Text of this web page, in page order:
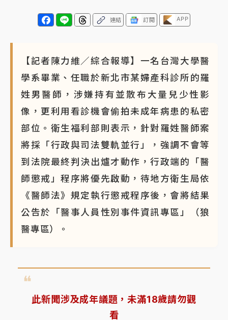
強風長浪襲馬祖！「白海豚」逼近劃設警戒區 違規戲
水觀浪恐重罰失血
雨不穩定」
連結 訂閱 APP
【記者陳力維／綜合報導】一名台灣大學醫
學系畢業、任職於新北市某婦產科診所的羅
姓男醫師，涉嫌持有並散布大量兒少性影
像，更利用看診機會偷拍未成年病患的私密
部位。衛生福利部則表示，針對羅姓醫師案
將採「行政與司法雙軌並行」，強調不會等
到法院最終判決出爐才動作，行政端的「醫
師懲戒」程序將優先啟動，待地方衛生局依
《醫師法》規定執行懲戒程序後，會將結果
公告於「醫事人員性別事件資訊專區」（狼
醫專區）。
此新聞涉及成年議題，未滿18歲請勿觀
看